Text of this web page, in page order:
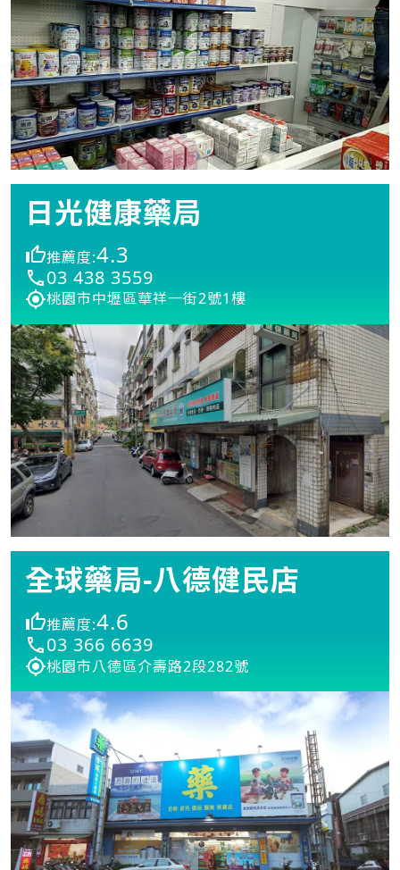
日光健康藥局
推薦度:4.3
03 438 3559
桃園市中壢區華祥一街2號1樓
全球藥局-八德健民店
推薦度:4.6
03 366 6639
桃園市八德區介壽路2段282號